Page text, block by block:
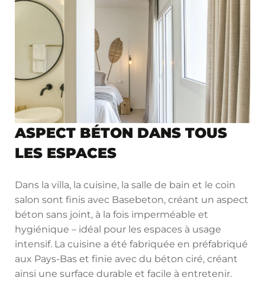
ASPECT BÉTON DANS TOUS
LES ESPACES
Dans la villa, la cuisine, la salle de bain et le coin
salon sont finis avec Basebeton, créant un aspect
béton sans joint, à la fois imperméable et
hygiénique – idéal pour les espaces à usage
intensif. La cuisine a été fabriquée en préfabriqué
aux Pays-Bas et finie avec du béton ciré, créant
ainsi une surface durable et facile à entretenir.